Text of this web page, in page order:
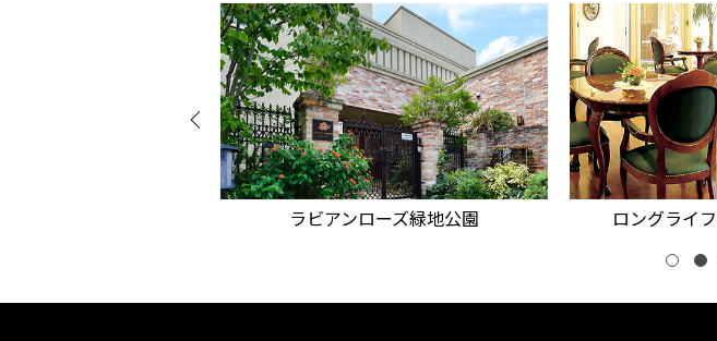
ロングライフ・クイーンズ塩屋